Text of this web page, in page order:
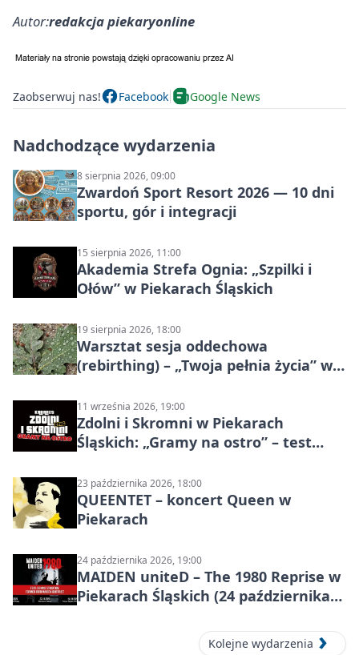
Autor:redakcja piekaryonline
Zaobserwuj nas! Facebook Google News
Nadchodzące wydarzenia
8 sierpnia 2026, 09:00
Zwardoń Sport Resort 2026 — 10 dni
sportu, gór i integracji
15 sierpnia 2026, 11:00
Akademia Strefa Ognia: „Szpilki i
Ołów” w Piekarach Śląskich
19 sierpnia 2026, 18:00
Warsztat sesja oddechowa
(rebirthing) – „Twoja pełnia życia” w
11 września 2026, 19:00
Zdolni i Skromni w Piekarach
Śląskich: „Gramy na ostro” – test
23 października 2026, 18:00
QUEENTET – koncert Queen w
Piekarach
24 października 2026, 19:00
MAIDEN uniteD – The 1980 Reprise w
Piekarach Śląskich (24 października
Kolejne wydarzenia